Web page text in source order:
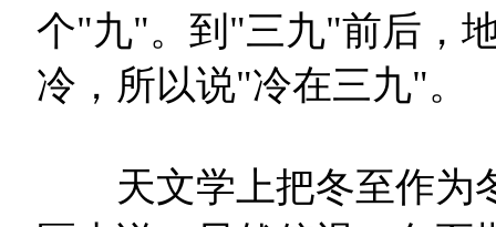
个"九"。到"三九"前后，
冷，所以说"冷在三九"。
天文学上把冬至作为